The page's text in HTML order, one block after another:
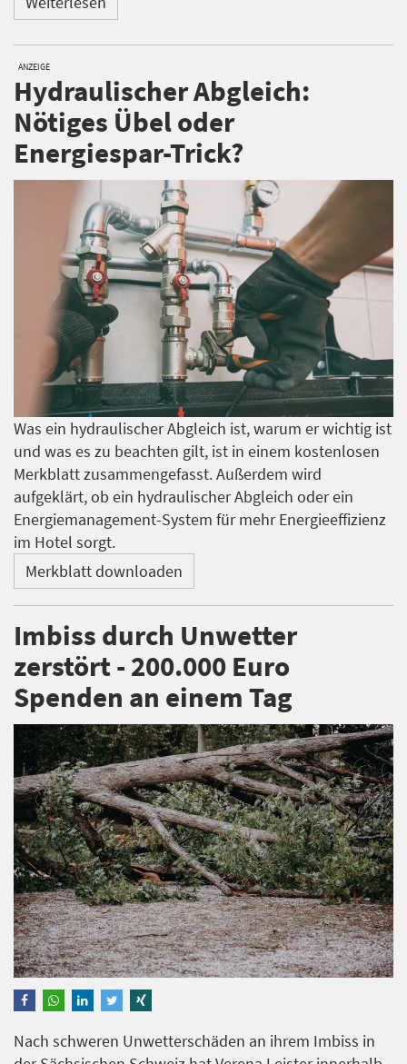
ANZEIGE
Hydraulischer Abgleich:
Nötiges Übel oder
Energiespar-Trick?
Was ein hydraulischer Abgleich ist, warum er wichtig ist
und was es zu beachten gilt, ist in einem kostenlosen
Merkblatt zusammengefasst. Außerdem wird
aufgeklärt, ob ein hydraulischer Abgleich oder ein
Energiemanagement-System für mehr Energieeffizienz
im Hotel sorgt.
Merkblatt downloaden
Imbiss durch Unwetter
zerstört - 200.000 Euro
Spenden an einem Tag
Nach schweren Unwetterschäden an ihrem Imbiss in